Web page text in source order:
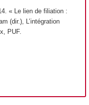
« Le lien de filiation :
(dir.), L’intégration
PUF.